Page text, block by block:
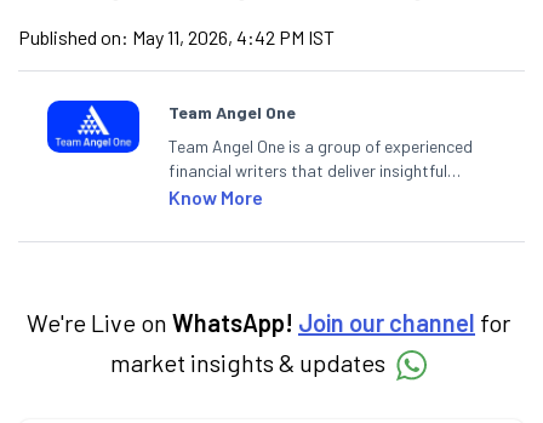
Published on: May 11, 2026, 4:42 PM IST
Team Angel One
Team Angel One is a group of experienced
financial writers that deliver insightful
articles on the stock market, IPO, economy,
categories.
Know More
We're Live on WhatsApp! Join our channel for
market insights & updates